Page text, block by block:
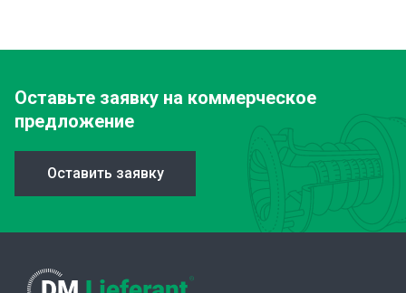
Оставьте заявку на коммерческое
предложение
Оставить заявку